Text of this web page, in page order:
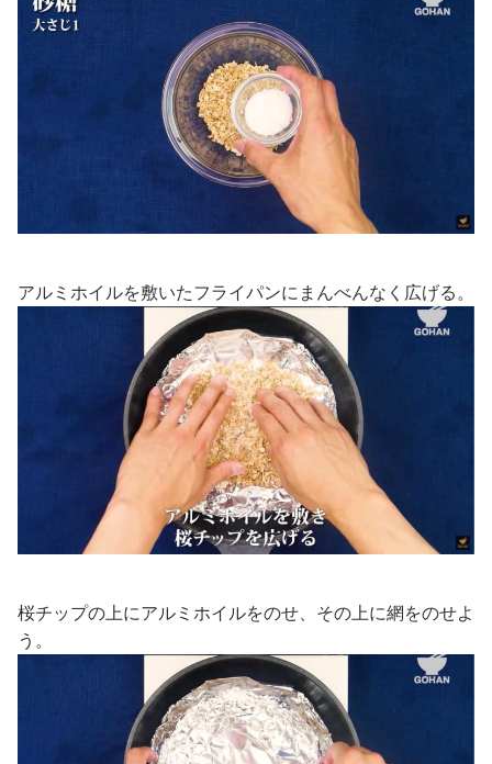
アルミホイルを敷いたフライパンにまんべんなく広げる。
桜チップの上にアルミホイルをのせ、その上に網をのせよ
う。